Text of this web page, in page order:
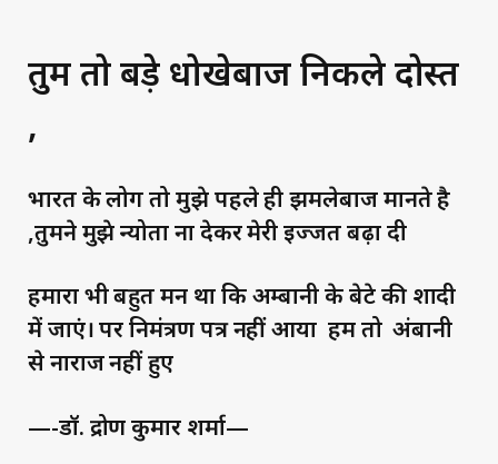
तुम तो बड़े धोखेबाज निकले दोस्त
,
भारत के लोग तो मुझे पहले ही झुमलेबाज मानते है
,तुमने मुझे न्योता ना देकर मेरी इज्जत बढ़ा दी
हमारा भी बहुत मन था कि अम्बानी के बेटे की शादी
में जाएं। पर निमंत्रण पत्र नहीं आया हम तो अंबानी
से नाराज नहीं हुए
—-डॉ. द्रोण कुमार शर्मा—